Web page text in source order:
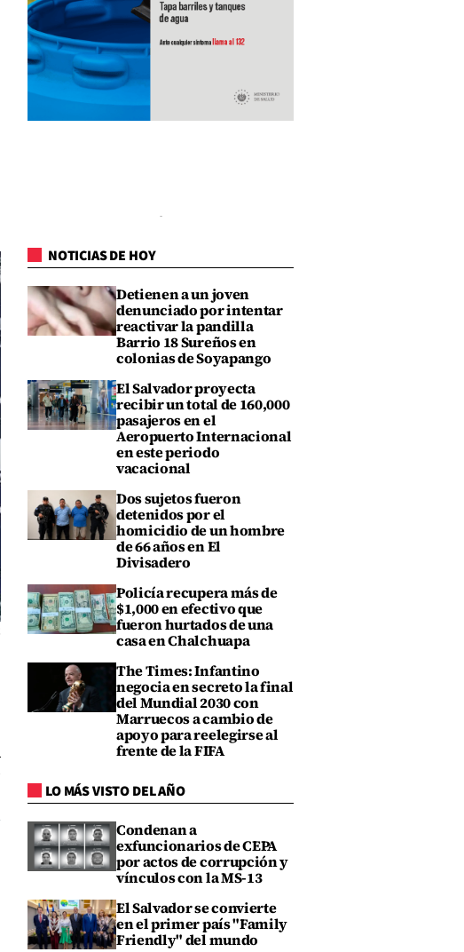
NOTICIAS DE HOY
Detienen a un joven
denunciado por intentar
reactivar la pandilla
Barrio 18 Sureños en
colonias de Soyapango
El Salvador proyecta
recibir un total de 160,000
pasajeros en el
Aeropuerto Internacional
en este periodo
vacacional
Dos sujetos fueron
detenidos por el
homicidio de un hombre
de 66 años en El
Divisadero
Policía recupera más de
$1,000 en efectivo que
fueron hurtados de una
casa en Chalchuapa
The Times: Infantino
negocia en secreto la final
del Mundial 2030 con
Marruecos a cambio de
apoyo para reelegirse al
frente de la FIFA
LO MÁS VISTO DEL AÑO
Condenan a
exfuncionarios de CEPA
por actos de corrupción y
vínculos con la MS-13
El Salvador se convierte
en el primer país "Family
Friendly" del mundo